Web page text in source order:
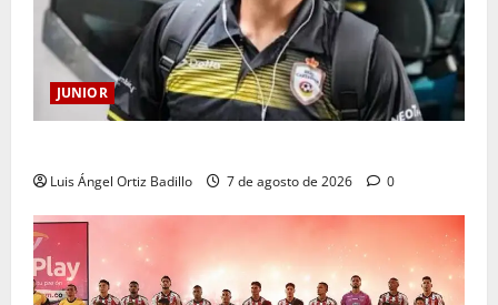
JUNIOR
Luis Ángel Ortiz Badillo 7 de agosto de 2026 0